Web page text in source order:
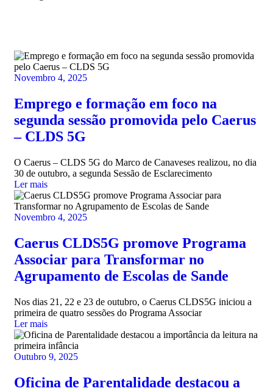
Novembro 4, 2025
Emprego e formação em foco na
segunda sessão promovida pelo Caerus
– CLDS 5G
O Caerus – CLDS 5G do Marco de Canaveses realizou, no dia
30 de outubro, a segunda Sessão de Esclarecimento
Ler mais
Novembro 4, 2025
Caerus CLDS5G promove Programa
Associar para Transformar no
Agrupamento de Escolas de Sande
Nos dias 21, 22 e 23 de outubro, o Caerus CLDS5G iniciou a
primeira de quatro sessões do Programa Associar
Ler mais
Outubro 9, 2025
Oficina de Parentalidade destacou a